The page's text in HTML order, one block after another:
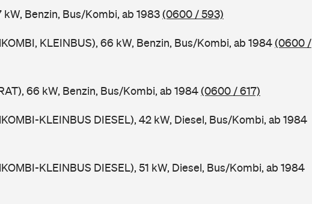
kW, Benzin, Bus/Kombi, ab 1983(0600 / 593)
KLEINBUS), 66 kW, Benzin, Bus/Kombi, ab 1984(0600 /
66 kW, Benzin, Bus/Kombi, ab 1984(0600 / 617)
KLEINBUS DIESEL), 42 kW, Diesel, Bus/Kombi, ab 1984
KLEINBUS DIESEL), 51 kW, Diesel, Bus/Kombi, ab 1984